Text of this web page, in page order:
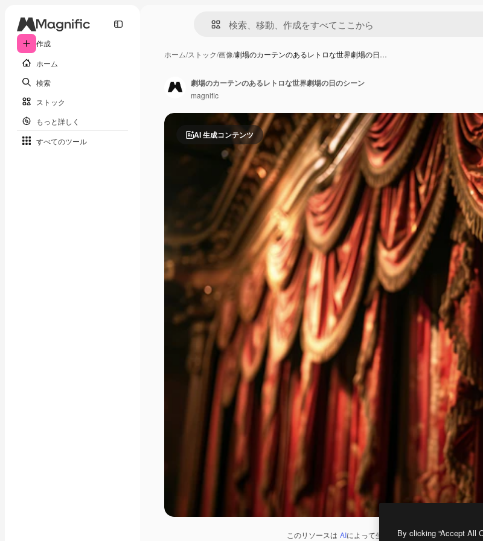
作成
ホーム
検索
ストック
もっと詳しく
すべてのツール
ホーム/ストック/画像/劇場のカーテンのあるレトロな世界劇場の日…
AI 生成コンテンツ
このリソースは AIによって生成されたものです。 AI画像生
劇場のカーテンのあるレトロな世界劇場の日のシーン
magnific
By clicking “Accept All